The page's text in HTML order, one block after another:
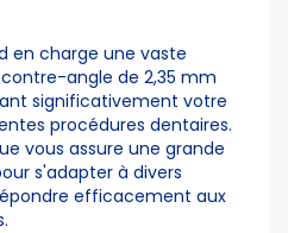
en charge une vaste
angle de 2,35 mm
significativement votre
procédures dentaires.
vous assure une grande
s'adapter à divers
efficacement aux